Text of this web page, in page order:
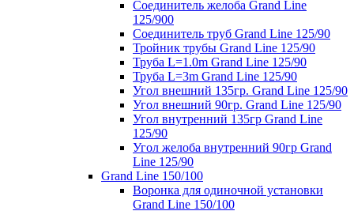
Соединитель желоба Grand Line
125/900
Соединитель труб Grand Line 125/90
Тройник трубы Grand Line 125/90
Труба L=1.0m Grand Line 125/90
Труба L=3m Grand Line 125/90
Угол внешний 135гр. Grand Line 125/90
Угол внешний 90гр. Grand Line 125/90
Угол внутренний 135гр Grand Line
125/90
Угол желоба внутренний 90гр Grand
Line 125/90
Grand Line 150/100
Воронка для одиночной установки
Grand Line 150/100